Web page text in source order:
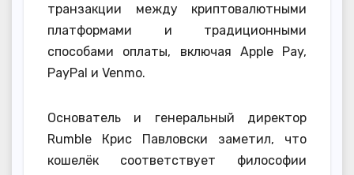
транзакции между криптовалютными
платформами и традиционными
способами оплаты, включая Apple Pay,
PayPal и Venmo.
Основатель и генеральный директор
Rumble Крис Павловски заметил, что
кошелёк соответствует философии